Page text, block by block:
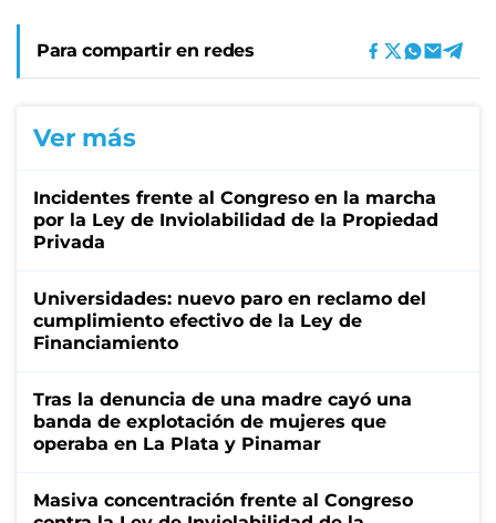
Para compartir en redes
Ver más
Incidentes frente al Congreso en la marcha
por la Ley de Inviolabilidad de la Propiedad
Privada
Universidades: nuevo paro en reclamo del
cumplimiento efectivo de la Ley de
Financiamiento
Tras la denuncia de una madre cayó una
banda de explotación de mujeres que
operaba en La Plata y Pinamar
Masiva concentración frente al Congreso